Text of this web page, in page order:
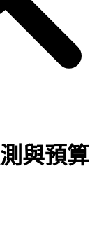
與預算